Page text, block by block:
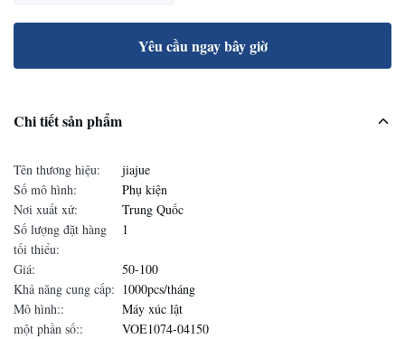
Yêu cầu ngay bây giờ
Chi tiết sản phẩm
Tên thương hiệu:
jiajue
Số mô hình:
Phụ kiện
Nơi xuất xứ:
Trung Quốc
Số lượng đặt hàng
tối thiểu:
1
Giá:
50-100
Khả năng cung cấp: 1000pcs/tháng
Mô hình::
Máy xúc lật
một phần số::
VOE1074-04150